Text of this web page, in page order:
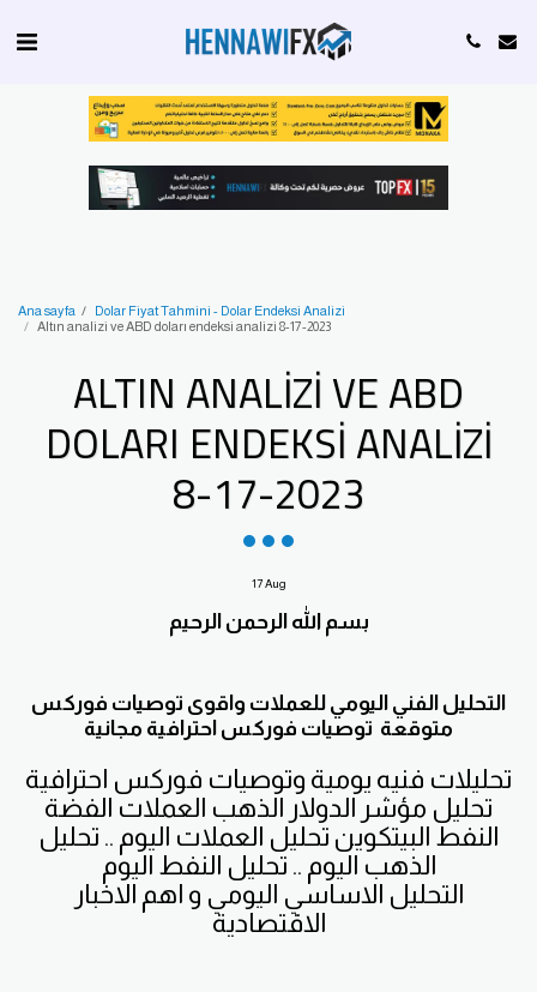
Ana sayfa
Dolar Fiyat Tahmini - Dolar Endeksi Analizi
Altın analizi ve ABD doları endeksi analizi 8-17-2023
ALTIN ANALIZI VE ABD
DOLARI ENDEKSI ANALIZI
8-17-2023
17Aug
بسم الله الرحمن الرحيم
التحليل الفني اليومي للعملات واقوى توصيات فوركس
متوقعة توصيات فوركس احترافية مجانية
تحليلات فنيه يومية وتوصيات فوركس احترافية
تحليل مؤشر الدولار الذهب العملات الفضة
النفط البيتكوين تحليل العملات اليوم .. تحليل
الذهب اليوم .. تحليل النفط اليوم
التحليل الاساسي اليومي و اهم الاخبار
الاقتصادية